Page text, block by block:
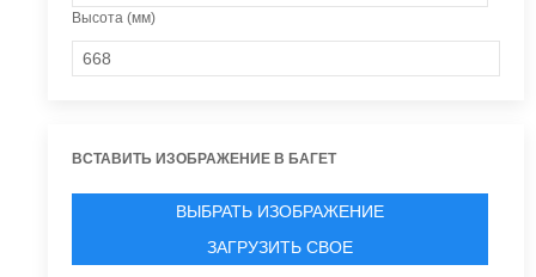
Высота (мм)
ВСТАВИТЬ ИЗОБРАЖЕНИЕ В БАГЕТ
ВЫБРАТЬ ИЗОБРАЖЕНИЕ
ЗАГРУЗИТЬ СВОЕ